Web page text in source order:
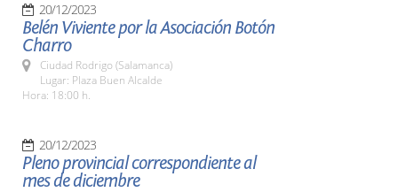
20/12/2023
Belén Viviente por la Asociación Botón
Charro
Ciudad Rodrigo (Salamanca)
Lugar: Plaza Buen Alcalde
Hora: 18:00 h.
20/12/2023
Pleno provincial correspondiente al
mes de diciembre